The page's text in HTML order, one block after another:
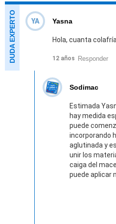
YA Yasna
Hola, cuanta
12 años Responder
Sodimac
Estimada
hay medida
puede
incorporando
aglutinada y
unir los
caiga del
puede aplicar